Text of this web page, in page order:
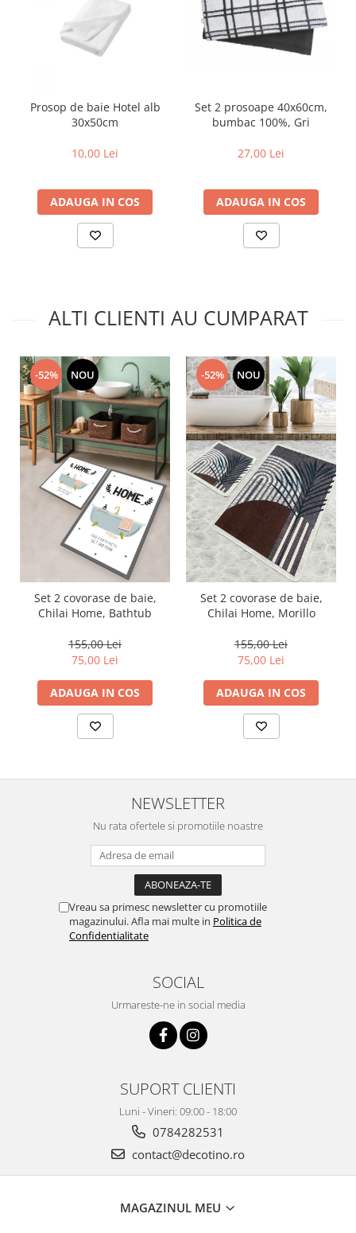
Prosop de baie Hotel alb
30x50cm
10,00 Lei
ADAUGA IN COS
Set 2 prosoape 40x60cm,
bumbac 100%, Gri
27,00 Lei
ADAUGA IN COS
ALTI CLIENTI AU CUMPARAT
-52% NOU
Set 2 covorase de baie,
Chilai Home, Bathtub
155,00 Lei
75,00 Lei
ADAUGA IN COS
-52% NOU
Set 2 covorase de baie,
Chilai Home, Morillo
155,00 Lei
75,00 Lei
ADAUGA IN COS
NEWSLETTER
Nu rata ofertele si promotiile noastre
Vreau sa primesc newsletter cu promotiile
magazinului. Afla mai multe in Politica de
Confidentialitate
SOCIAL
Urmareste-ne in social media
SUPORT CLIENTI
Luni - Vineri: 09:00 - 18:00
0784282531
contact@decotino.ro
MAGAZINUL MEU